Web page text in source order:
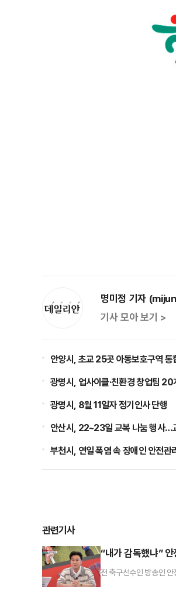
명미정 기자
기사 모아 보기 >
안양시, 초교 25곳 아동보호구역 통
광명시, 업사이클·친환경 창업팀 20
광명시, 8월 11일자 정기인사 단행
안산시, 22~23일 교복 나눔 행사…
부천시, 연일 폭염 속 장애인 안전관
관련기사
“내가 감독했냐” 안
전 축구선수인 방송인